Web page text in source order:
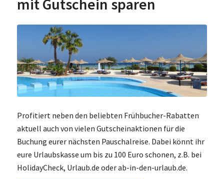
Profitiert neben den beliebten Frühbucher-Rabatten
aktuell auch von vielen Gutscheinaktionen für die
Buchung eurer nächsten Pauschalreise. Dabei könnt ihr
eure Urlaubskasse um bis zu 100 Euro schonen, z.B. bei
HolidayCheck, Urlaub.de oder ab-in-den-urlaub.de.